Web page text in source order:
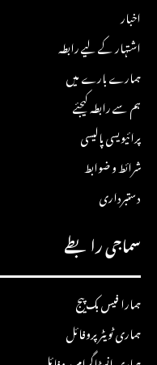
اخبار
اشتہار کے لیے رابطہ
ہمارے بارے میں
ہم سے رابطہ کیجئے
پرائیویسی پالیسی
شرائط و ضوابط
دستبرداری
سماجی رابطے
ہمارا فیس بک پیج
ہماری ٹویٹر پروفائل